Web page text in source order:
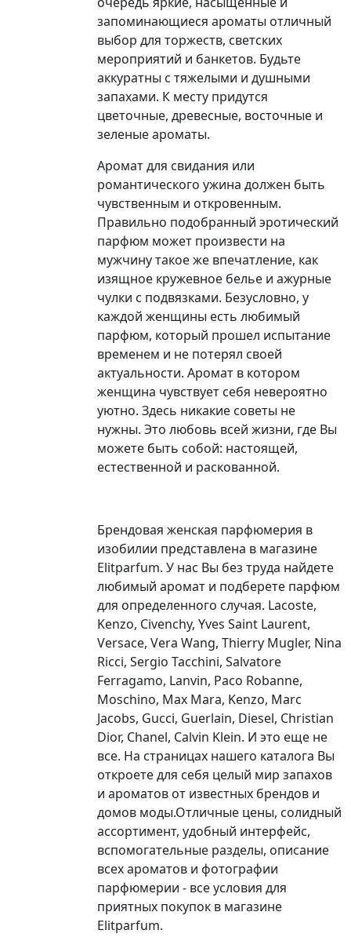
запоминающиеся ароматы отличный
выбор для торжеств, светских
мероприятий и банкетов. Будьте
аккуратны с тяжелыми и душными
запахами. К месту придутся
цветочные, древесные, восточные и
зеленые ароматы.
Аромат для свидания или
романтического ужина должен быть
чувственным и откровенным.
Правильно подобранный эротический
парфюм может произвести на
мужчину такое же впечатление, как
изящное кружевное белье и ажурные
чулки с подвязками. Безусловно, у
каждой женщины есть любимый
парфюм, который прошел испытание
временем и не потерял своей
актуальности. Аромат в котором
женщина чувствует себя невероятно
уютно. Здесь никакие советы не
нужны. Это любовь всей жизни, где Вы
можете быть собой: настоящей,
естественной и раскованной.
Брендовая женская парфюмерия в
изобилии представлена в магазине
Elitparfum. У нас Вы без труда найдете
любимый аромат и подберете парфюм
для определенного случая. Lacoste,
Kenzo, Civenchy, Yves Saint Laurent,
Versace, Vera Wang, Thierry Mugler, Nina
Ricci, Sergio Tacchini, Salvatore
Ferragamo, Lanvin, Paco Robanne,
Moschino, Max Mara, Kenzo, Marc
Jacobs, Gucci, Guerlain, Diesel, Christian
Dior, Chanel, Calvin Klein. И это еще не
все. На страницах нашего каталога Вы
откроете для себя целый мир запахов
и ароматов от известных брендов и
домов моды.Отличные цены, солидный
ассортимент, удобный интерфейс,
вспомогательные разделы, описание
всех ароматов и фотографии
парфюмерии - все условия для
приятных покупок в магазине
Elitparfum.